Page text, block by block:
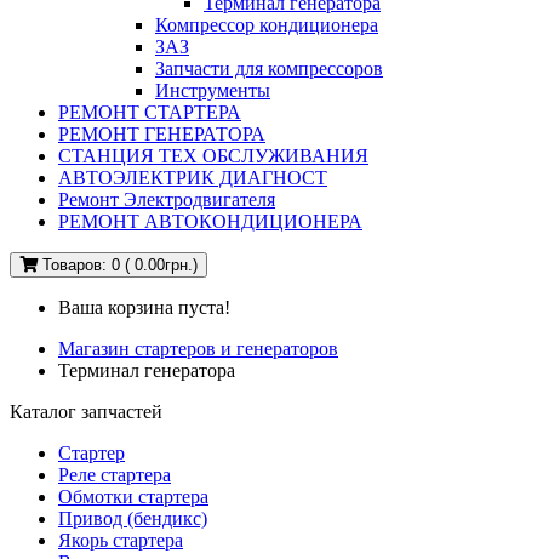
Компрессор кондиционера
ЗАЗ
Запчасти для компрессоров
Инструменты
РЕМОНТ СТАРТЕРА
РЕМОНТ ГЕНЕРАТОРА
СТАНЦИЯ ТЕХ ОБСЛУЖИВАНИЯ
АВТОЭЛЕКТРИК ДИАГНОСТ
Ремонт Электродвигателя
РЕМОНТ АВТОКОНДИЦИОНЕРА
Товаров: 0 ( 0.00грн.)
Ваша корзина пуста!
Магазин стартеров и генераторов
Терминал генератора
Каталог запчастей
Стартер
Реле стартера
Обмотки стартера
Привод (бендикс)
Якорь стартера